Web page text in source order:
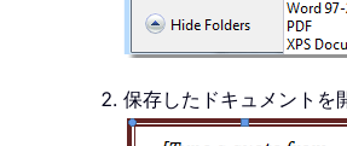
保存したドキュメントを